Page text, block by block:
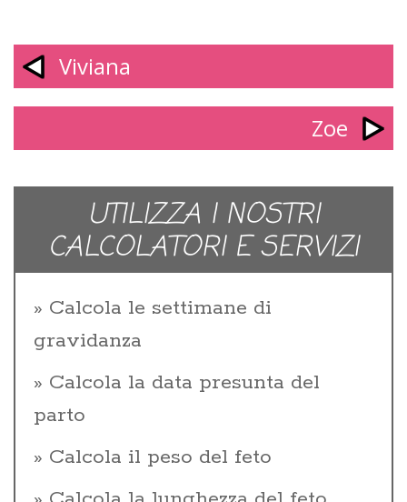
Viviana
Zoe
UTILIZZA I NOSTRI
CALCOLATORI E SERVIZI
Calcola le settimane di
gravidanza
Calcola la data presunta del
parto
Calcola il peso del feto